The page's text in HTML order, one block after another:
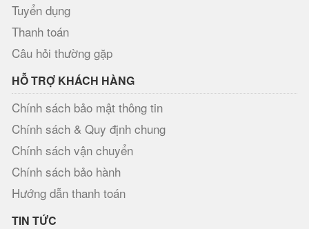
Tuyển dụng
Thanh toán
Câu hỏi thường gặp
HỖ TRỢ KHÁCH HÀNG
Chính sách bảo mật thông tin
Chính sách & Quy định chung
Chính sách vận chuyển
Chính sách bảo hành
Hướng dẫn thanh toán
TIN TỨC